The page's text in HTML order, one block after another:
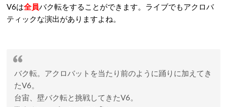
V6は全員バク転をすることができます。ライブでもアクロバ
ティックな演出がありますよね。
バク転。アクロバットを当たり前のように踊りに加えてき
たV6。
台宙、壁バク転と挑戦してきたV6。